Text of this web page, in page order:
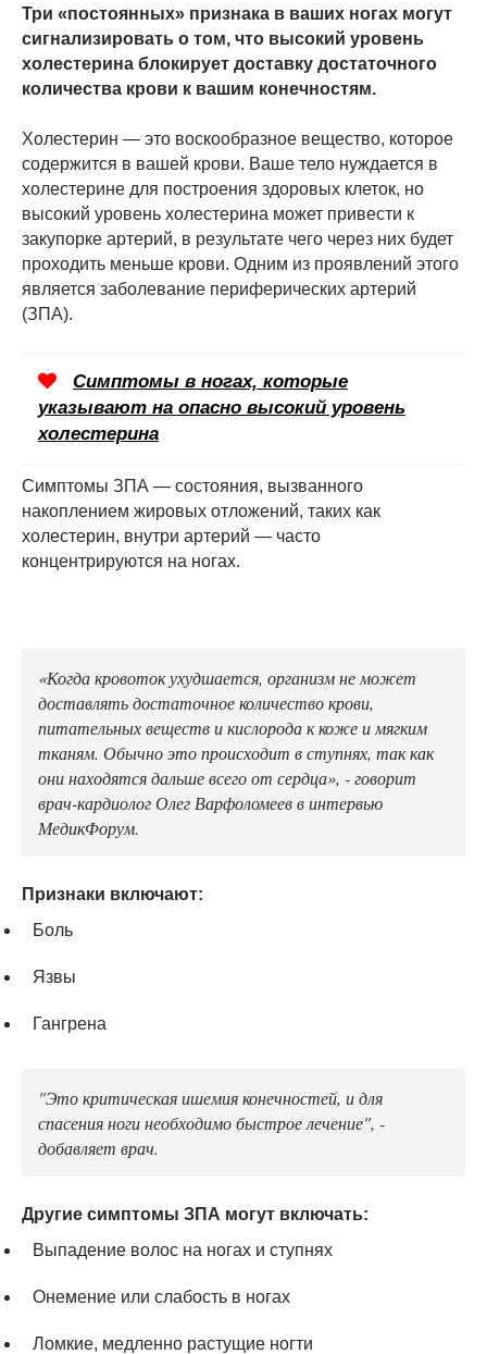
Три «постоянных» признака в ваших ногах могут
сигнализировать о том, что высокий уровень
холестерина блокирует доставку достаточного
количества крови к вашим конечностям.
Холестерин — это воскообразное вещество, которое
содержится в вашей крови. Ваше тело нуждается в
холестерине для построения здоровых клеток, но
высокий уровень холестерина может привести к
закупорке артерий, в результате чего через них будет
проходить меньше крови. Одним из проявлений этого
является заболевание периферических артерий
(ЗПА).
Симптомы в ногах, которые
указывают на опасно высокий уровень
холестерина
Симптомы ЗПА — состояния, вызванного
накоплением жировых отложений, таких как
холестерин, внутри артерий — часто
концентрируются на ногах.
«Когда кровоток ухудшается, организм не может
доставлять достаточное количество крови,
питательных веществ и кислорода к коже и мягким
тканям. Обычно это происходит в ступнях, так как
они находятся дальше всего от сердца», - говорит
врач-кардиолог Олег Варфоломеев в интервью
МедикФорум.
Признаки включают:
Боль
Язвы
Гангрена
"Это критическая ишемия конечностей, и для
спасения ноги необходимо быстрое лечение", -
добавляет врач.
Другие симптомы ЗПА могут включать:
Выпадение волос на ногах и ступнях
Онемение или слабость в ногах
Ломкие, медленно растущие ногти